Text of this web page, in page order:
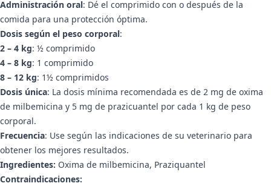
Administración oral: Dé el comprimido con o después de la
comida para una protección óptima.
Dosis según el peso corporal:
2 – 4 kg: ½ comprimido
4 – 8 kg: 1 comprimido
8 – 12 kg: 1½ comprimidos
Dosis única: La dosis mínima recomendada es de 2 mg de oxima
de milbemicina y 5 mg de prazicuantel por cada 1 kg de peso
corporal.
Frecuencia: Use según las indicaciones de su veterinario para
obtener los mejores resultados.
Ingredientes: Oxima de milbemicina, Praziquantel
Contraindicaciones: